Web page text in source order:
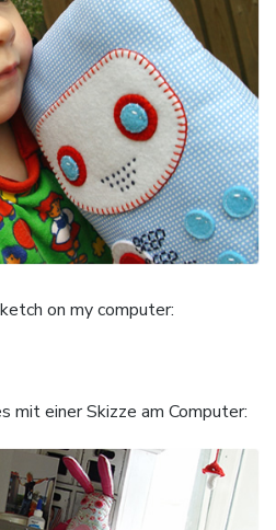
on my computer:
mit einer Skizze am Computer: